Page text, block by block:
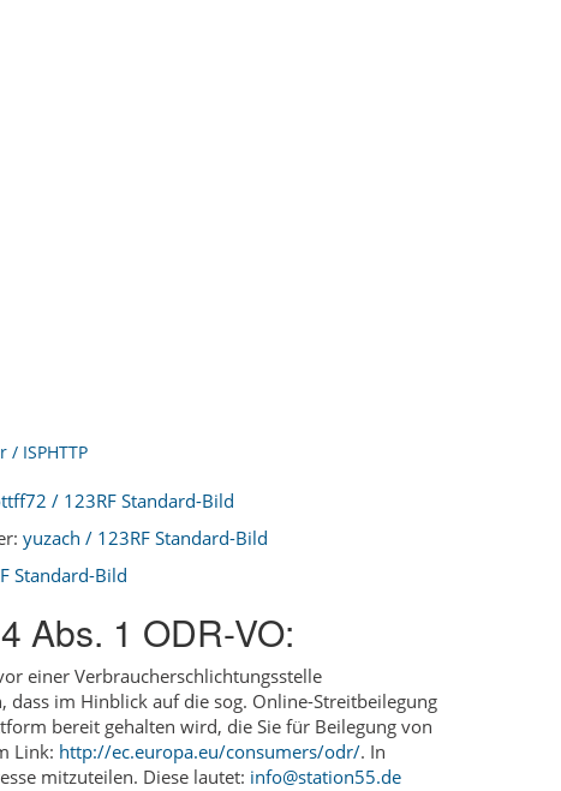
/ 123RF Standard-Bild
yuzach / 123RF Standard-Bild
Standard-Bild
Abs. 1 ODR-VO:
einer Verbraucherschlichtungsstelle
im Hinblick auf die sog. Online-Streitbeilegung
bereit gehalten wird, die Sie für Beilegung von
Link: http://ec.europa.eu/consumers/odr/. In
mitzuteilen. Diese lautet: info@station55.de